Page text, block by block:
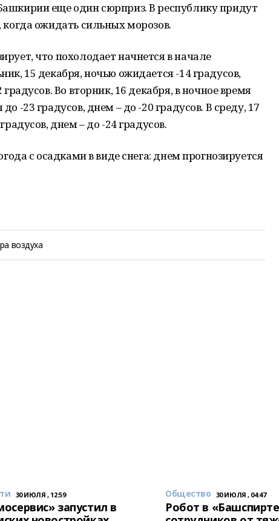
еще один сюрприз. В республику придут
ожидать сильных морозов.
что похолодает начнется в начале
15 декабря, ночью ожидается -14 градусов,
Во вторник, 16 декабря, в ночное время
-23 градусов, днем – до -20 градусов. В среду, 17
днем – до -24 градусов.
с осадками в виде снега: днем прогнозируется
воздуха
30 ИЮЛЯ , 12:59
запустил в
Общество 30 ИЮЛЯ , 04:47
Робот в